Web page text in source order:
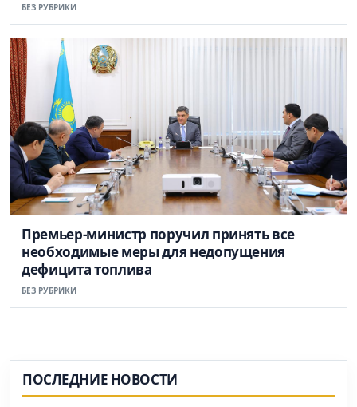
БЕЗ РУБРИКИ
Премьер-министр поручил принять все
необходимые меры для недопущения
дефицита топлива
БЕЗ РУБРИКИ
ПОСЛЕДНИЕ НОВОСТИ